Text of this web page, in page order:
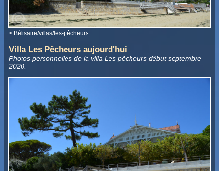
> Bélisaire/villas/les-pêcheurs
Villa Les Pêcheurs aujourd'hui
Photos personnelles de la villa Les pêcheurs début septembre
2020.